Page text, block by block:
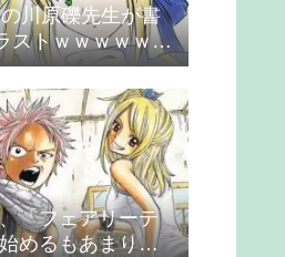
川原礫先生が書
ストｗｗｗｗｗｗ
「フェアリーテ
めるもあまりの